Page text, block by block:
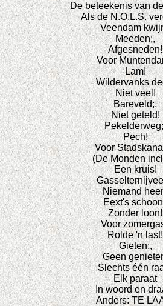
'De beteekenis van
Als de N.O.L.S.
Veendam
Meeden;,
Afgesneden!
Voor
Lam!
Wildervanks
Niet veel!
Bareveld;,
Niet geteld!
Pech!
Voor
(De Monden
Een kruis!
Niemand
Eext's
Zonder loon!
Voor
Rolde 'n last!
Gieten;,
Geen
Slechts één
Elk paraat
In woord en
Anders: TE